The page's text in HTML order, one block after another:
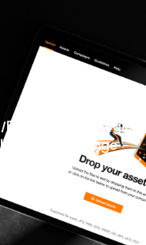
Branding Stratégie
: le cas Orange